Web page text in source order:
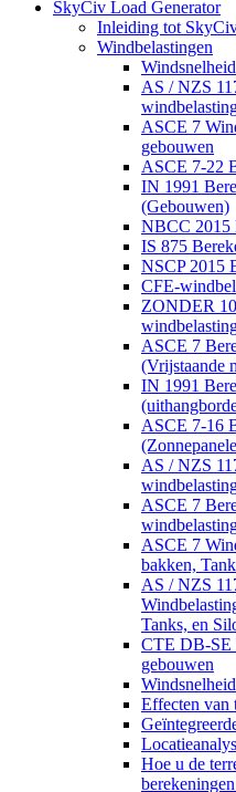
SkyCiv Load Generator
Inleiding tot
Windbelastingen
AS / NZS
ASCE 7
gebouwen
ASCE 7-22
IN 1991
(Gebouwen)
NBCC 2015
IS 875
NSCP 2015
CFE-
ZONDER
ASCE 7
(Vrijstaande
IN 1991
ASCE 7-16
AS / NZS
ASCE 7
ASCE 7
bakken,
AS / NZS
Tanks, en
CTE DB-SE
gebouwen
Effecten van
Hoe u de